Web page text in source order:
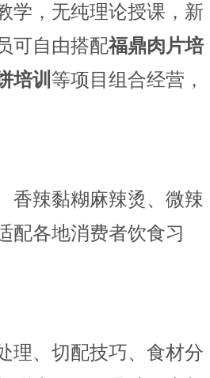
学，无纯理论授课，新
可自由搭配福鼎肉片培
培训 等项目组合经营，
香辣黏糊麻辣烫、微辣
配各地消费者饮食习
理、切配技巧、食材分